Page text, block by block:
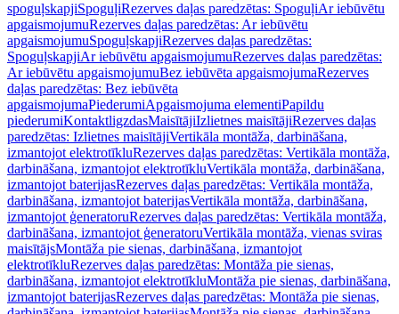
spoguļskapjiSpoguļiRezerves daļas paredzētas: SpoguļiAr iebūvētu
apgaismojumuRezerves daļas paredzētas: Ar iebūvētu
apgaismojumuSpoguļskapjiRezerves daļas paredzētas:
SpoguļskapjiAr iebūvētu apgaismojumuRezerves daļas paredzētas:
Ar iebūvētu apgaismojumuBez iebūvēta apgaismojumaRezerves
daļas paredzētas: Bez iebūvēta
apgaismojumaPiederumiApgaismojuma elementiPapildu
piederumiKontaktligzdasMaisītājiIzlietnes maisītājiRezerves daļas
paredzētas: Izlietnes maisītājiVertikāla montāža, darbināšana,
izmantojot elektrotīkluRezerves daļas paredzētas: Vertikāla montāža,
darbināšana, izmantojot elektrotīkluVertikāla montāža, darbināšana,
izmantojot baterijasRezerves daļas paredzētas: Vertikāla montāža,
darbināšana, izmantojot baterijasVertikāla montāža, darbināšana,
izmantojot ģeneratoruRezerves daļas paredzētas: Vertikāla montāža,
darbināšana, izmantojot ģeneratoruVertikāla montāža, vienas sviras
maisītājsMontāža pie sienas, darbināšana, izmantojot
elektrotīkluRezerves daļas paredzētas: Montāža pie sienas,
darbināšana, izmantojot elektrotīkluMontāža pie sienas, darbināšana,
izmantojot baterijasRezerves daļas paredzētas: Montāža pie sienas,